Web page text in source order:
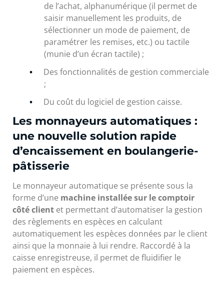
de l’achat, alphanumérique (il permet de
saisir manuellement les produits, de
sélectionner un mode de paiement, de
paramétrer les remises, etc.) ou tactile
(munie d’un écran tactile) ;
Des fonctionnalités de gestion commerciale
;
Du coût du logiciel de gestion caisse.
Les monnayeurs automatiques :
une nouvelle solution rapide
d’encaissement en boulangerie-
pâtisserie
Le monnayeur automatique se présente sous la
forme d’une machine installée sur le comptoir
côté client et permettant d’automatiser la gestion
des règlements en espèces en calculant
automatiquement les espèces données par le client
ainsi que la monnaie à lui rendre. Raccordé à la
caisse enregistreuse, il permet de fluidifier le
paiement en espèces.